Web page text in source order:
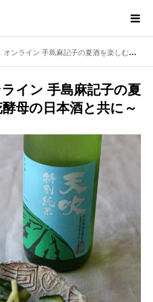
イン 手島麻記子の夏酒を楽しむ会～花酵母の日本酒と共に～
ライン 手島麻記子の夏
母の日本酒と共に～